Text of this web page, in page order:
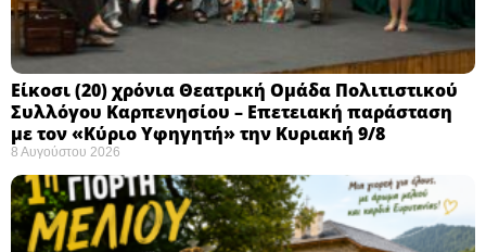
Eίκοσι (20) χρόνια Θεατρική Ομάδα Πολιτιστικού
Συλλόγου Καρπενησίου – Επετειακή παράσταση
με τον «Κύριο Υφηγητή» την Κυριακή 9/8
8 Αυγούστου 2026